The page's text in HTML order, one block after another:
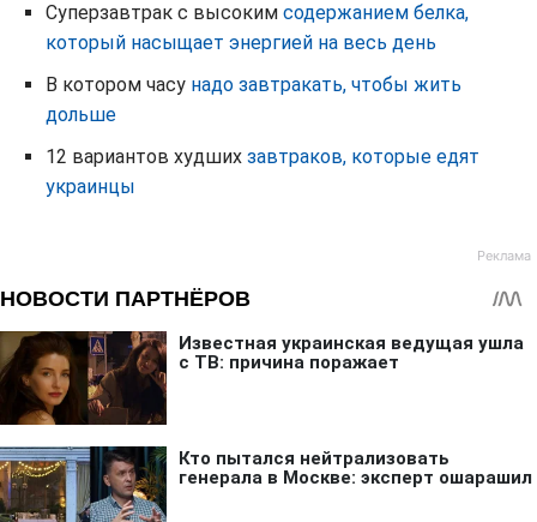
Суперзавтрак с высоким содержанием белка,
который насыщает энергией на весь день
В котором часу надо завтракать, чтобы жить
дольше
12 вариантов худших завтраков, которые едят
украинцы